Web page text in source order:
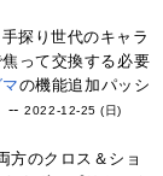
探り世代のキャラ
って交換する必要
の機能追加パッシ
--2022-12-25 (日)
方のクロス＆ショ